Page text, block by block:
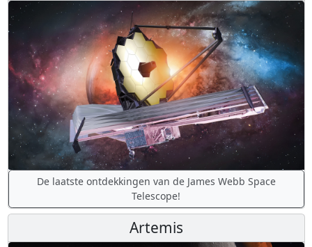
De laatste ontdekkingen van de James Webb Space
Telescope!
Artemis